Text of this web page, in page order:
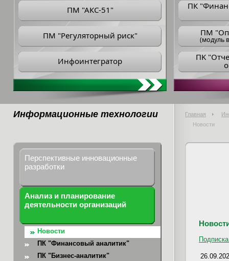
ПМ "АКС-51"
ПМ "Регуляторный риск"
Инфоинтегратор
ПК
ПM
(модуль
ПK
Информационные технологии Главная
Новости
Перспективные инновационные
разработки
Анализ и планирование
деятельности организаций
Новости
ПК "Финансовый аналитик"
ПК "Бизнес-аналитик"